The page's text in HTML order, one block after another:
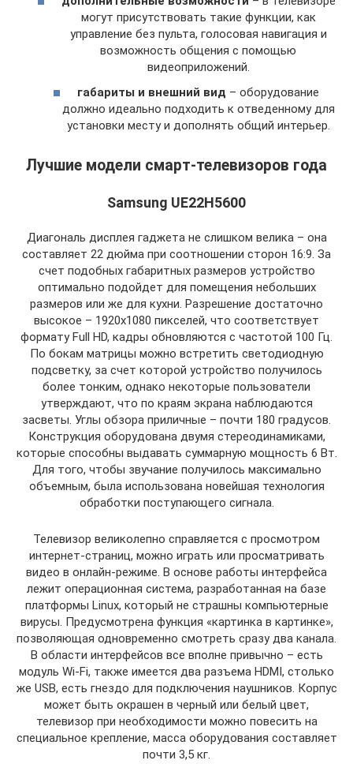
могут присутствовать такие функции, как
управление без пульта, голосовая навигация и
возможность общения с помощью
видеоприложений.
габариты и внешний вид – оборудование
должно идеально подходить к отведенному для
установки месту и дополнять общий интерьер.
Лучшие модели смарт-телевизоров года
Samsung UE22H5600
Диагональ дисплея гаджета не слишком велика – она
составляет 22 дюйма при соотношении сторон 16:9. За
счет подобных габаритных размеров устройство
оптимально подойдет для помещения небольших
размеров или же для кухни. Разрешение достаточно
высокое – 1920х1080 пикселей, что соответствует
формату Full HD, кадры обновляются с частотой 100 Гц.
По бокам матрицы можно встретить светодиодную
подсветку, за счет которой устройство получилось
более тонким, однако некоторые пользователи
утверждают, что по краям экрана наблюдаются
засветы. Углы обзора приличные – почти 180 градусов.
Конструкция оборудована двумя стереодинамиками,
которые способны выдавать суммарную мощность 6 Вт.
Для того, чтобы звучание получилось максимально
объемным, была использована новейшая технология
обработки поступающего сигнала.
Телевизор великолепно справляется с просмотром
интернет-страниц, можно играть или просматривать
видео в онлайн-режиме. В основе работы интерфейса
лежит операционная система, разработанная на базе
платформы Linux, который не страшны компьютерные
вирусы. Предусмотрена функция «картинка в картинке»,
позволяющая одновременно смотреть сразу два канала.
В области интерфейсов все вполне привычно – есть
модуль Wi-Fi, также имеется два разъема HDMI, столько
же USB, есть гнездо для подключения наушников. Корпус
может быть окрашен в черный или белый цвет,
телевизор при необходимости можно повесить на
специальное крепление, масса оборудования составляет
почти 3,5 кг.